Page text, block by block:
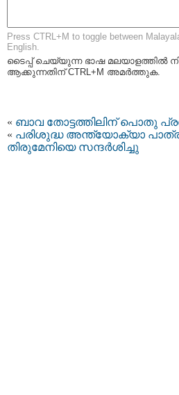
Press CTRL+M to toggle between
English.
ടൈപ്പ്‌ ചെയ്യുന്ന ഭാഷ മലയാളത്തില്‍
ആക്കുന്നതിന് CTRL+M അമര്‍ത്തുക.
« ബാവ തോട്ടത്തിലിന് പൊതു
« പരിശുദ്ധ അന്ത്യോക്യാ
തിരുമേനിയെ സന്ദര്‍ശിച്ചു